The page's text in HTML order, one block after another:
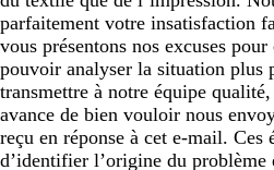
parfaitement votre insatisfaction
vous présentons nos excuses
pouvoir analyser la situation plus
transmettre à notre équipe
avance de bien vouloir nous
reçu en réponse à cet e-mail. Ces
d’identifier l’origine du problème